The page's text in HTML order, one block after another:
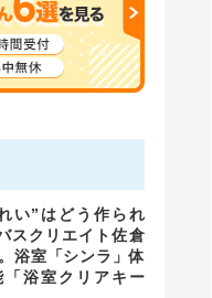
い”はどう作られ
スクリエイト佐倉
浴室「シンラ」体
浴室クリアキー